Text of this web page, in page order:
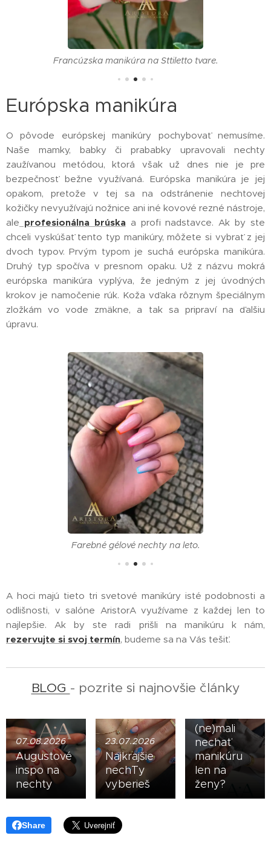
Francúzska manikúra na Sttiletto tvare.
Európska manikúra
O pôvode európskej manikúry pochybovať nemusíme.
Naše mamky, babky či prababky upravovali nechty
zaužívanou metódou, ktorá však už dnes nie je pre
bezpečnosť bežne využívaná. Európska manikúra je jej
opakom, pretože v tej sa na odstránenie nechtovej
kožičky nevyužívajú nožnice ani iné kovové rezné nástroje,
ale profesionálna brúska a profi nadstavce. Ak by ste
chceli vyskúšať tento typ manikúry, môžete si vybrať z jej
dvoch typov. Prvým typom je suchá európska manikúra.
Druhý typ spočíva v presnom opaku. Už z názvu mokrá
európska manikúra vyplýva, že jedným z jej úvodných
krokov je namočenie rúk. Koža vďaka rôznym špeciálnym
zložkám vo vode zmäkne, a tak sa pripraví na ďalšiu
úpravu.
Farebné gélové nechty na leto.
A hoci majú tieto tri svetové manikúry isté podobnosti a
odlišnosti, v salóne AristorA využívame z každej len to
najlepšie. Ak by ste radi prišli na manikúru k nám,
rezervujte si svoj termín, budeme sa na Vás tešiť.
BLOG - pozrite si najnovšie články
07.08.2026
Augustové
inspo na
nechty
23.07.2026
Najkrajšie
nechTy
vyberieš
16.07.2026
Upravené
nová
vizitka:
(ne)mali
nechať
manikúru
len na
ženy?
Share